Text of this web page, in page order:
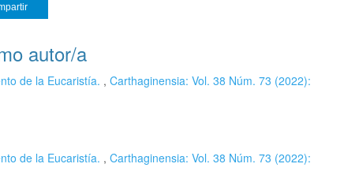
autor/a
de la Eucaristía. , Carthaginensia: Vol. 38 Núm. 73 (2022):
de la Eucaristía. , Carthaginensia: Vol. 38 Núm. 73 (2022):